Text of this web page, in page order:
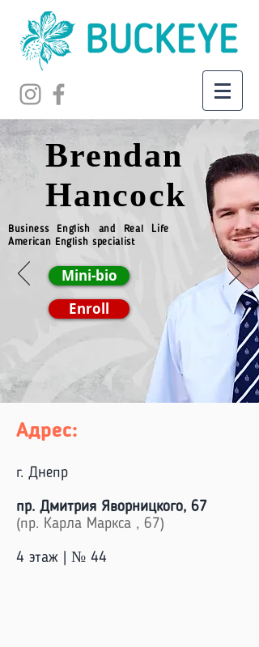
Brendan
Hancock
Business English and Real Life
American English specialist
Mini-bio
Enroll
Адрес:
г. Днепр
пр. Дмитрия Яворницкого, 67
(пр. Карла Маркса , 67)
4 этаж | № 44